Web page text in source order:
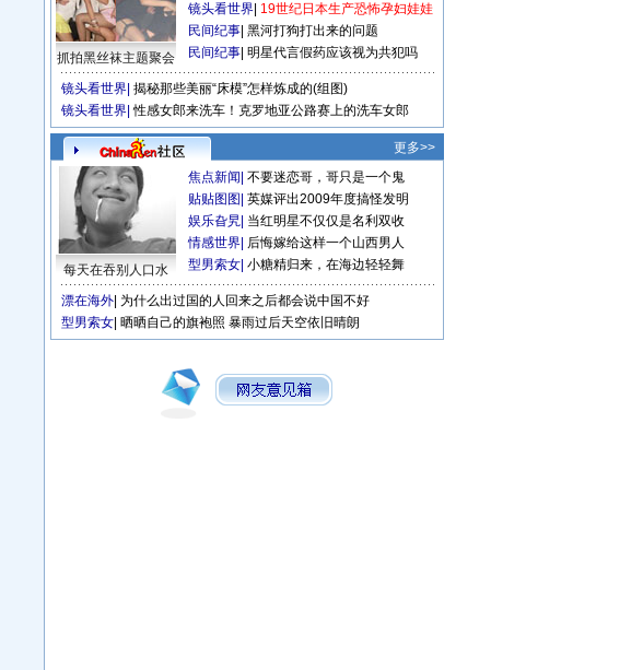
抓拍黑丝袜主题聚会
镜头看世界 19世纪日本生产恐怖孕妇娃娃
民间纪事 黑河打狗打出来的问题
民间纪事 明星代言假药应该视为共犯吗
镜头看世界 揭秘那些美丽“床模”怎样炼成的(组图)
镜头看世界 性感女郎来洗车！克罗地亚公路赛上的洗车女郎
更多>>
每天在吞别人口水
焦点新闻 不要迷恋哥，哥只是一个鬼
贴贴图图 英媒评出2009年度搞怪发明
娱乐旮旯 当红明星不仅仅是名利双收
情感世界 后悔嫁给这样一个山西男人
型男索女 小糖精归来，在海边轻轻舞
漂在海外 为什么出过国的人回来之后都会说中国不好
型男索女 晒晒自己的旗袍照 暴雨过后天空依旧晴朗